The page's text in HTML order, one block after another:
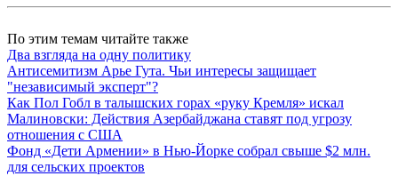
По этим темам читайте также
Два взгляда на одну политику
Антисемитизм Арье Гута. Чьи интересы защищает
"независимый эксперт"?
Как Пол Гобл в талышских горах «руку Кремля» искал
Малиновски: Действия Азербайджана ставят под угрозу
отношения с США
Фонд «Дети Армении» в Нью-Йорке собрал свыше $2 млн.
для сельских проектов